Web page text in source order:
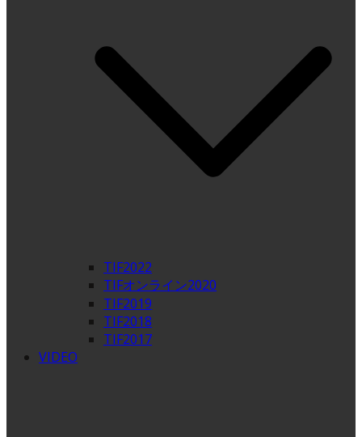
TIF2022
TIFオンライン2020
TIF2019
TIF2018
TIF2017
VIDEO